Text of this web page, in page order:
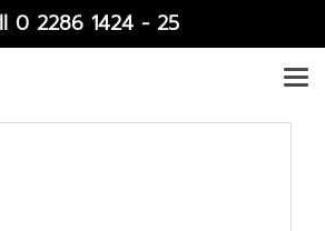
0 2286 1424 - 25